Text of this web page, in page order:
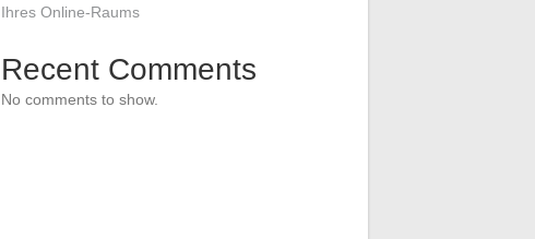
Ihres Online-Raums
Recent Comments
No comments to show.